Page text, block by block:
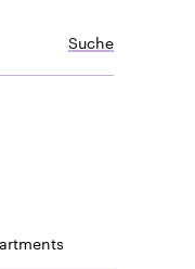
Suche